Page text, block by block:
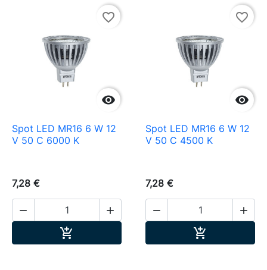

favorite_border
Spot LED MR16 6 W 12
V 50 C 6000 K
7,28 €
 


favorite_border
Spot LED MR16 6 W 12
V 50 C 4500 K
7,28 €
 
